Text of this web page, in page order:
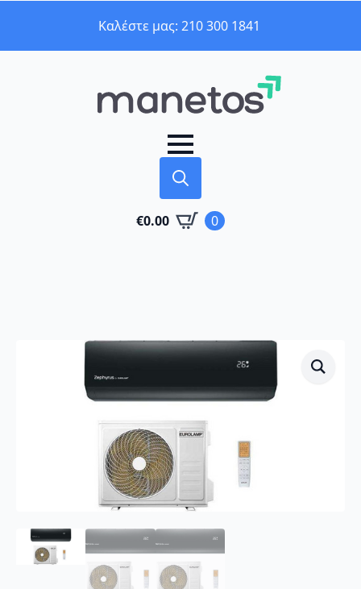
Καλέστε μας: 210 300 1841
for:
€0.00 0